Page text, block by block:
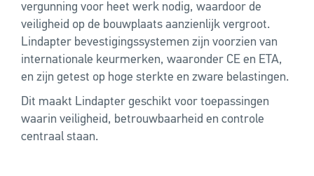
vergunning voor heet werk nodig, waardoor de
veiligheid op de bouwplaats aanzienlijk vergroot.
Lindapter bevestigingssystemen zijn voorzien van
internationale keurmerken, waaronder CE en ETA,
en zijn getest op hoge sterkte en zware belastingen.
Dit maakt Lindapter geschikt voor toepassingen
waarin veiligheid, betrouwbaarheid en controle
centraal staan.